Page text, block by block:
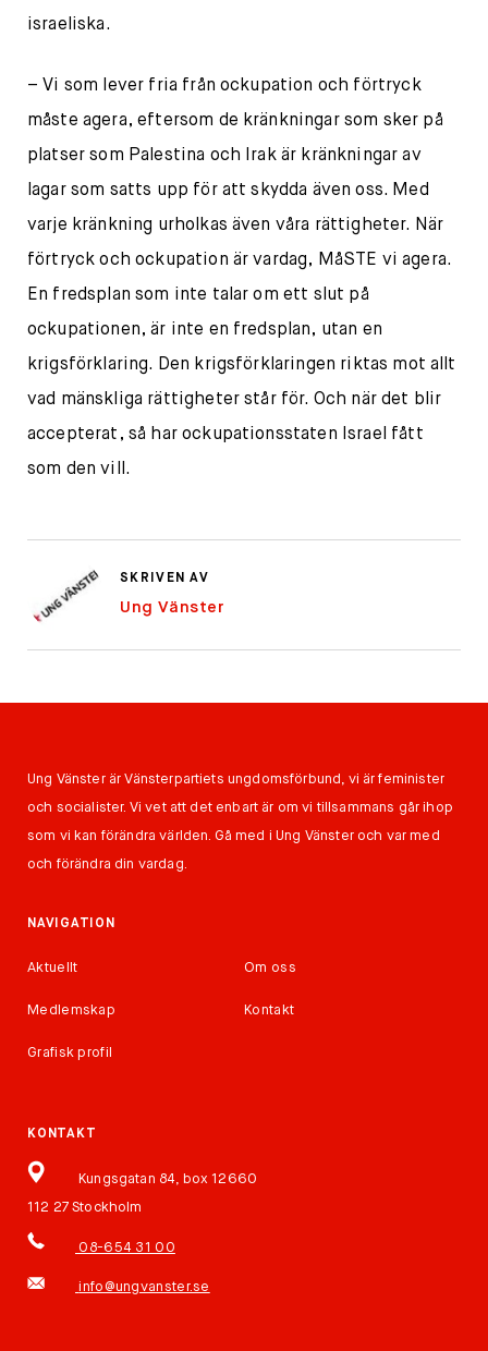
israeliska.
– Vi som lever fria från ockupation och förtryck
måste agera, eftersom de kränkningar som sker på
platser som Palestina och Irak är kränkningar av
lagar som satts upp för att skydda även oss. Med
varje kränkning urholkas även våra rättigheter. När
förtryck och ockupation är vardag, MåSTE vi agera.
En fredsplan som inte talar om ett slut på
ockupationen, är inte en fredsplan, utan en
krigsförklaring. Den krigsförklaringen riktas mot allt
vad mänskliga rättigheter står för. Och när det blir
accepterat, så har ockupationsstaten Israel fått
som den vill.
SKRIVEN AV
Ung Vänster
Ung Vänster är Vänsterpartiets ungdomsförbund, vi är feminister
och socialister. Vi vet att det enbart är om vi tillsammans går ihop
som vi kan förändra världen. Gå med i Ung Vänster och var med
och förändra din vardag.
NAVIGATION
Aktuellt Om oss
Medlemskap Kontakt
Grafisk profil
KONTAKT
Kungsgatan 84, box 12660
112 27 Stockholm
08-654 31 00
info@ungvanster.se